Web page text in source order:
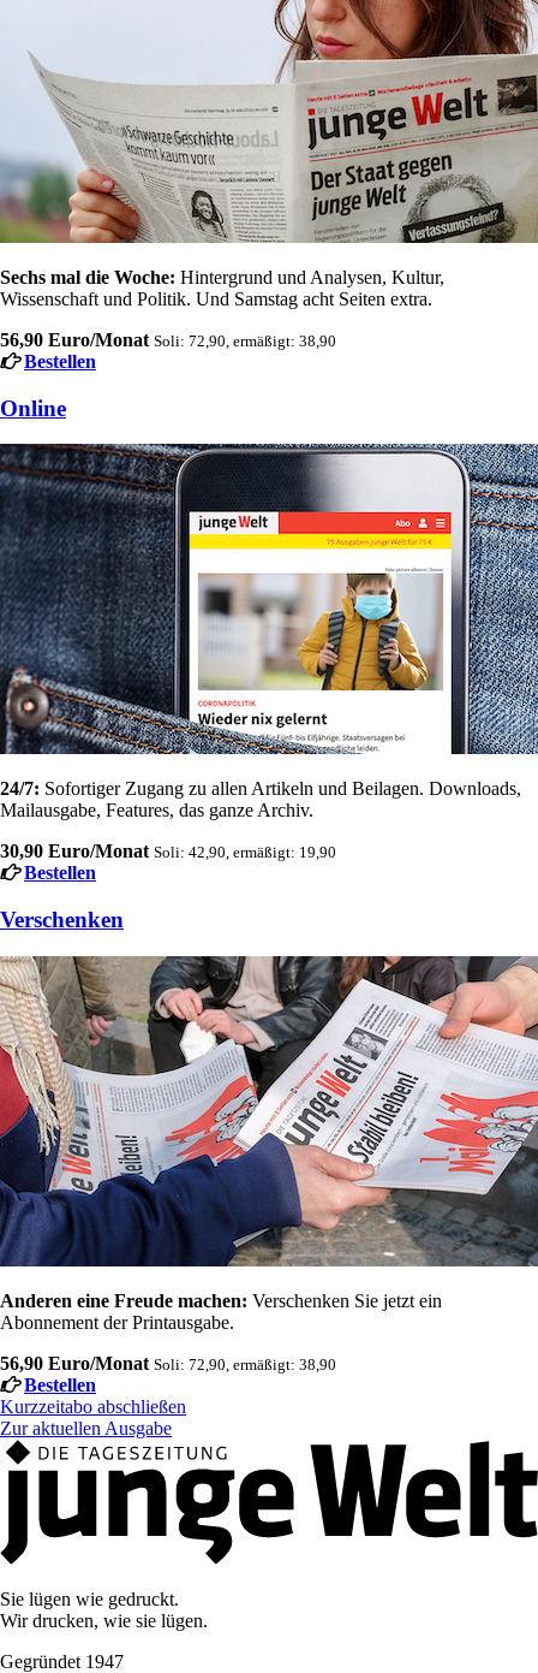
Sechs mal die Woche: Hintergrund und Analysen, Kultur,
Wissenschaft und Politik. Und Samstag acht Seiten extra.
56,90 Euro/Monat Soli: 72,90, ermäßigt: 38,90
Bestellen
Online
24/7: Sofortiger Zugang zu allen Artikeln und Beilagen. Downloads,
Mailausgabe, Features, das ganze Archiv.
30,90 Euro/Monat Soli: 42,90, ermäßigt: 19,90
Bestellen
Verschenken
Anderen eine Freude machen: Verschenken Sie jetzt ein
Abonnement der Printausgabe.
56,90 Euro/Monat Soli: 72,90, ermäßigt: 38,90
Bestellen
Kurzzeitabo abschließen
Zur aktuellen Ausgabe
Sie lügen wie gedruckt.
Wir drucken, wie sie lügen.
Gegründet 1947